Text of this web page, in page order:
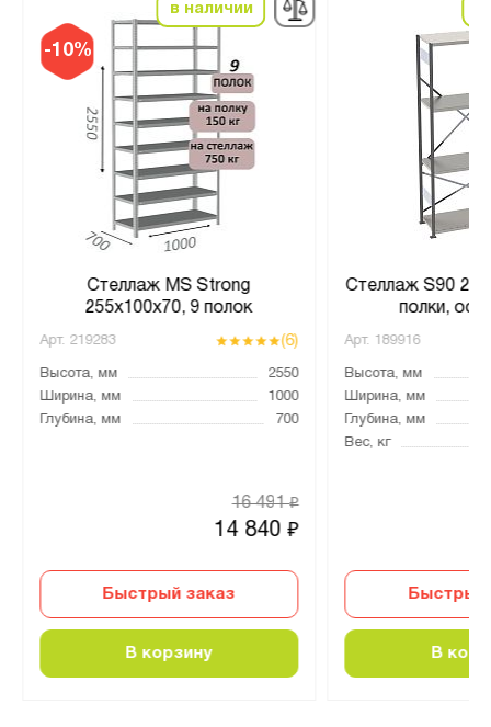
-10%
в наличии
Стеллаж MS Strong
255х100х70, 9 полок
Арт. 219283 (6)
Высота, мм
2550
Ширина, мм
1000
Глубина, мм
700
14 840₽
16 491₽
Быстрый заказ
В корзину
Стеллаж S90
полки,
Арт. 189916
Высота, мм
Ширина, мм
Глубина, мм
Вес, кг
Быстрый
В